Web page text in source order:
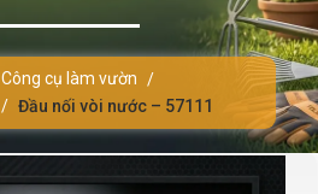
Công cụ làm vườn /
/ Đầu nối vòi nước – 57111